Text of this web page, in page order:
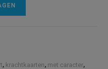
n
, krachtkaarten, met caracter,